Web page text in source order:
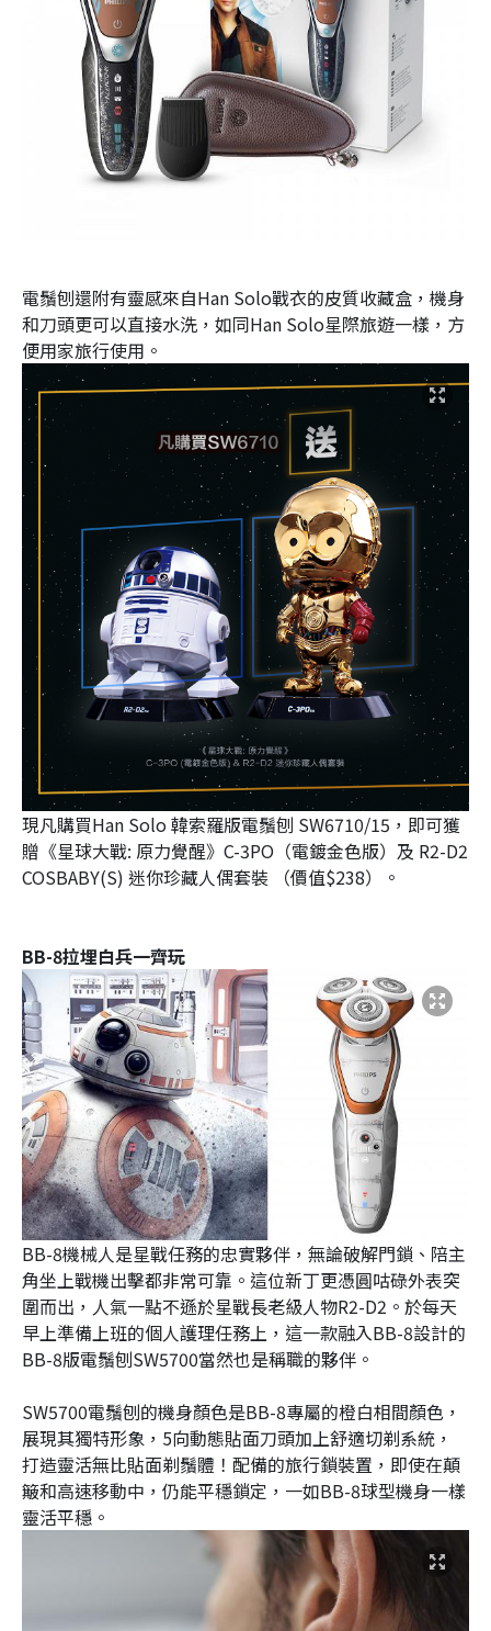
電鬚刨還附有靈感來自Han Solo戰衣的皮質收藏盒，機身
和刀頭更可以直接水洗，如同Han Solo星際旅遊一樣，方
便用家旅行使用。
現凡購買Han Solo 韓索羅版電鬚刨 SW6710/15，即可獲
贈《星球大戰: 原力覺醒》C-3PO（電鍍金色版）及 R2-D2
COSBABY(S) 迷你珍藏人偶套裝 （價值$238）。
BB-8拉埋白兵一齊玩
BB-8機械人是星戰任務的忠實夥伴，無論破解門鎖、陪主
角坐上戰機出擊都非常可靠。這位新丁更憑圓咕碌外表突
圍而出，人氣一點不遜於星戰長老級人物R2-D2。於每天
早上準備上班的個人護理任務上，這一款融入BB-8設計的
BB-8版電鬚刨SW5700當然也是稱職的夥伴。
SW5700電鬚刨的機身顏色是BB-8專屬的橙白相間顏色，
展現其獨特形象，5向動態貼面刀頭加上舒適切剃系統，
打造靈活無比貼面剃鬚體！配備的旅行鎖裝置，即使在顛
簸和高速移動中，仍能平穩鎖定，一如BB-8球型機身一樣
靈活平穩。